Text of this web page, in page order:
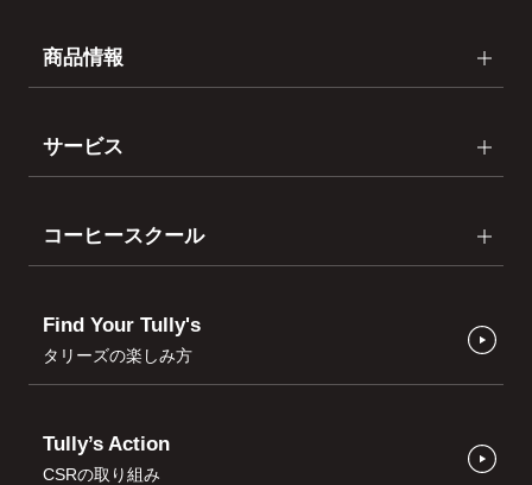
商品情報
サービス
コーヒースクール
Find Your Tully's
タリーズの楽しみ方
Tully’s Action
CSRの取り組み